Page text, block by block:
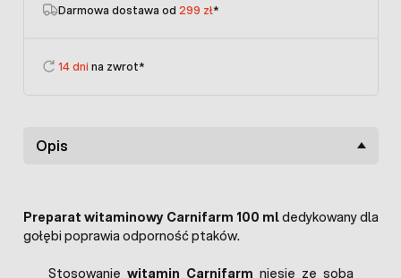
Darmowa dostawa od 299 zł*
14 dni na zwrot*
Opis
Preparat witaminowy Carnifarm 100 mldedykowany dla
gołębi poprawia odporność ptaków.
Stosowanie witamin Carnifarm niesie ze sobą